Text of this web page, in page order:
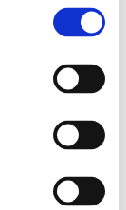
I want to
to interesting